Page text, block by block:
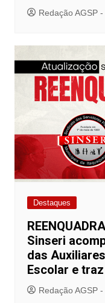
Redação AGSP
Destaques
Sinseri
das
Escolar e
Redação AGSP